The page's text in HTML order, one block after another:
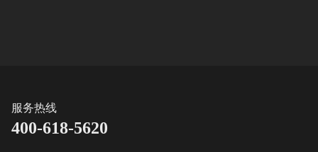
服务热线
400-618-5620